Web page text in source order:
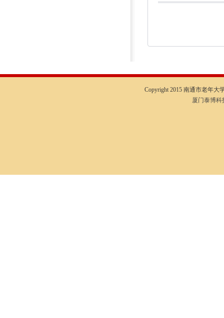
Copyright 2015 南通市老年大
厦门泰博